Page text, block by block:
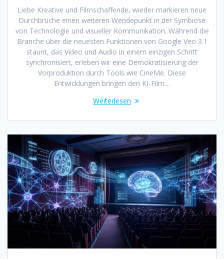
Liebe Kreative und Filmschaffende, wieder markieren neue
Durchbrüche einen weiteren Wendepunkt in der Symbiose
von Technologie und visueller Kommunikation. Während die
Branche über die neuesten Funktionen von Google Veo 3.1
staunt, das Video und Audio in einem einzigen Schritt
synchronisiert, erleben wir eine Demokratisierung der
Vorproduktion durch Tools wie CineMe. Diese
Entwicklungen bringen den KI-Film…
Weiterlesen